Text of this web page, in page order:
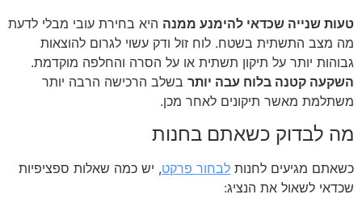
טעות שנייה שכדאי להימנע ממנההיא בחירת עובי מבלי לדעת
מה מצב התשתית בשטח. לוח זול ודק עשוי לגרום להוצאות
גבוהות יותר על תיקון תשתית או על הסרה והחלפה מוקדמת.
השקעה קטנה בלוח עבה יותרבשלב הרכישה הרבה יותר
משתלמת מאשר תיקונים לאחר מכן.
מה לבדוק כשאתם בחנות
כשאתם מגיעים לחנות לבחור פרקט, יש כמה שאלות ספציפיות
שכדאי לשאול את הנציג: